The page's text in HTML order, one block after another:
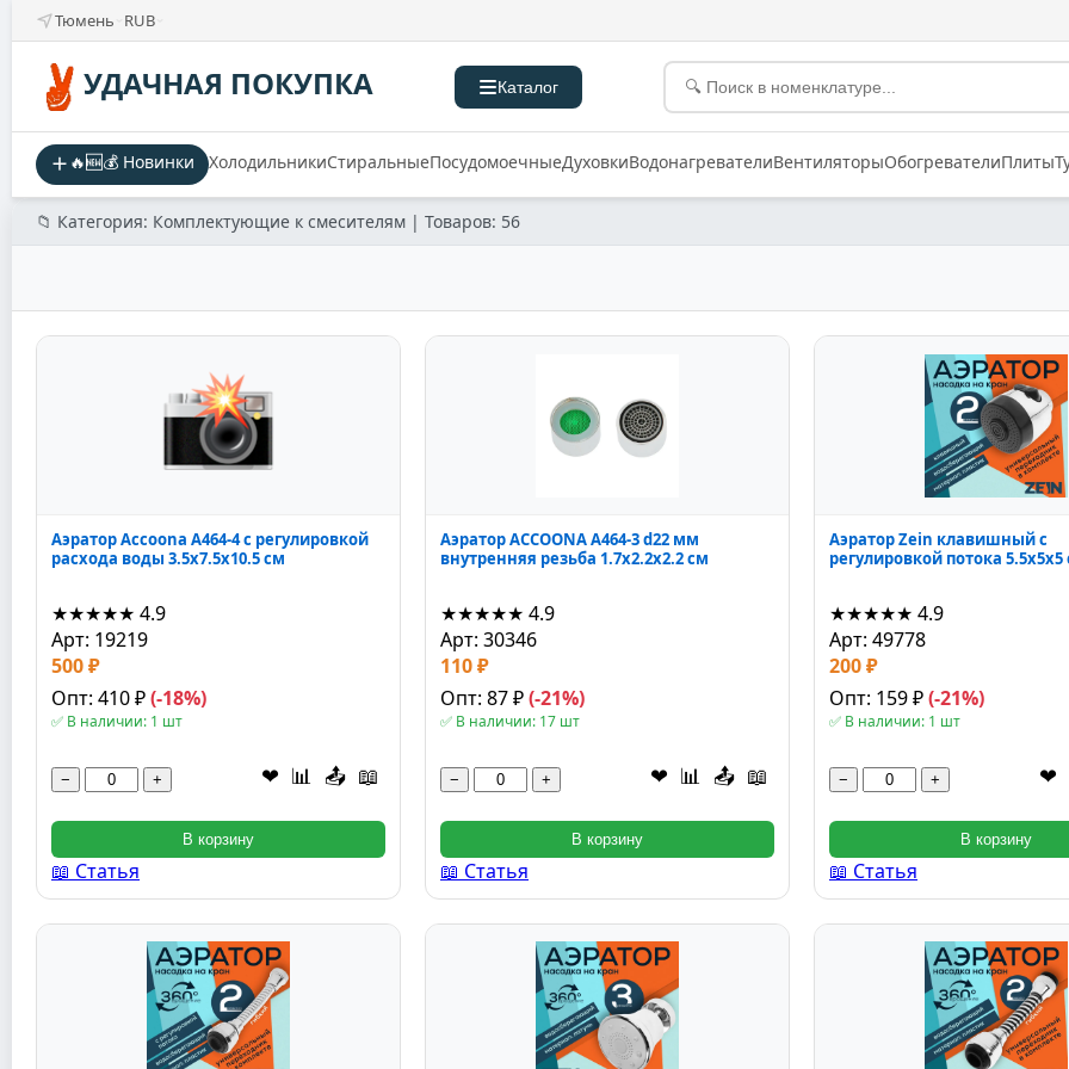
Тюмень RUB
УДАЧНАЯ ПОКУПКА Каталог
🔥🆕💰 Новинки ХолодильникиСтиральныеПосудомоечныеДуховкиВодонагревателиВентиляторыОбогревателиПлиты
📁 Категория: Комплектующие к смесителям | Товаров: 56
Аэратор Accoona A464-4 с регулировкой
расхода воды 3.5x7.5x10.5 см
★★★★★ 4.9
Арт: 19219
500 ₽
Опт: 410 ₽(-18%)
✅ В наличии: 1 шт
− + ❤ 📊 📤 📖
В корзину
📖 Статья
Аэратор ACCOONA А464-3 d22 мм
внутренняя резьба 1.7x2.2x2.2 см
★★★★★ 4.9
Арт: 30346
110 ₽
Опт: 87 ₽(-21%)
✅ В наличии: 17 шт
− + ❤ 📊 📤 📖
В корзину
📖 Статья
Аэратор Zein клавишный с
регулировкой потока 5.5x5x5
★★★★★ 4.9
Арт: 49778
200 ₽
Опт: 159 ₽(-21%)
✅ В наличии: 1 шт
− + ❤
В корзину
📖 Статья